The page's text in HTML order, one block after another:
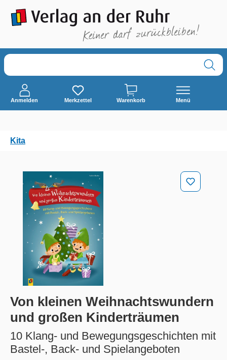
springen
Anmelden Merkzettel Warenkorb Menü
Kita
Bildergalerie überspringen
Von kleinen Weihnachtswundern
und großen Kinderträumen
10 Klang- und Bewegungsgeschichten mit
Bastel-, Back- und Spielangeboten